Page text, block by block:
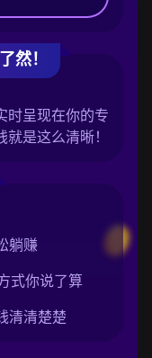
然！
时呈现在你的专
是这么清晰！
躺赚
式你说了算
清清楚楚